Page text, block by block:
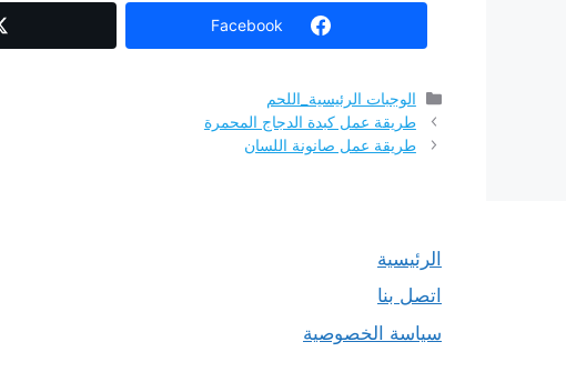
Facebook
التصنيفات
الوجبات الرئيسية_اللحم
طريقة عمل كبدة الدجاج المحمرة
طريقة عمل صانونة اللسان
الرئيسية
اتصل بنا
سياسة الخصوصية